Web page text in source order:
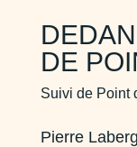
DE
Suivi de Point
Pierre